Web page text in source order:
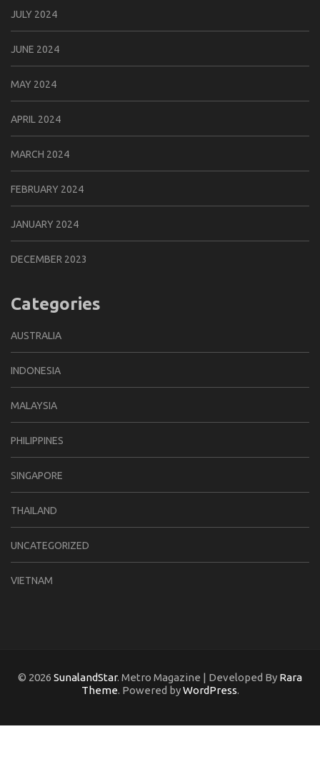
JULY 2024
JUNE 2024
MAY 2024
APRIL 2024
MARCH 2024
FEBRUARY 2024
JANUARY 2024
DECEMBER 2023
Categories
AUSTRALIA
INDONESIA
MALAYSIA
PHILIPPINES
SINGAPORE
THAILAND
UNCATEGORIZED
VIETNAM
© 2026 SunalandStar. Metro Magazine | Developed By Rara
Theme. Powered byWordPress.